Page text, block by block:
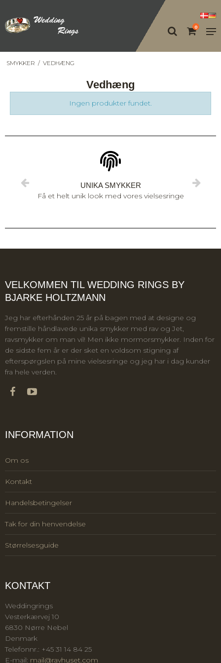
0
SMYKKER / VEDHÆNG
Vedhæng
Ingen produkter fundet.
UNIKA SMYKKER
Få et helt unik look med vores vielsesringe
VELKOMMEN TIL WEDDING RINGS BY
BJARKE HOLTZMANN
Jeg har efterhånden 25 år på bagen med at designe og
fremstille håndlavede unika smykker med rav og Jet,
ravsmykker om man vil! Men ikke mormorsmykker. Inden for
de sidste fem år er der sket en voldsom stigning af
efterspørgslen på mine vielsesringe og jeg har i dag kunder
fra hele verden.
INFORMATION
Om os
Kontakt
Handelsbetingelser
Tak for din henvendelse
Størrelsesguide
KONTAKT
Weddingrings
Vesterkærvej 10
6830 Nørre Nebel
Denmark
Telefonnr.: +45 31 14 84 25
E-mail: mail@ravhuset.com